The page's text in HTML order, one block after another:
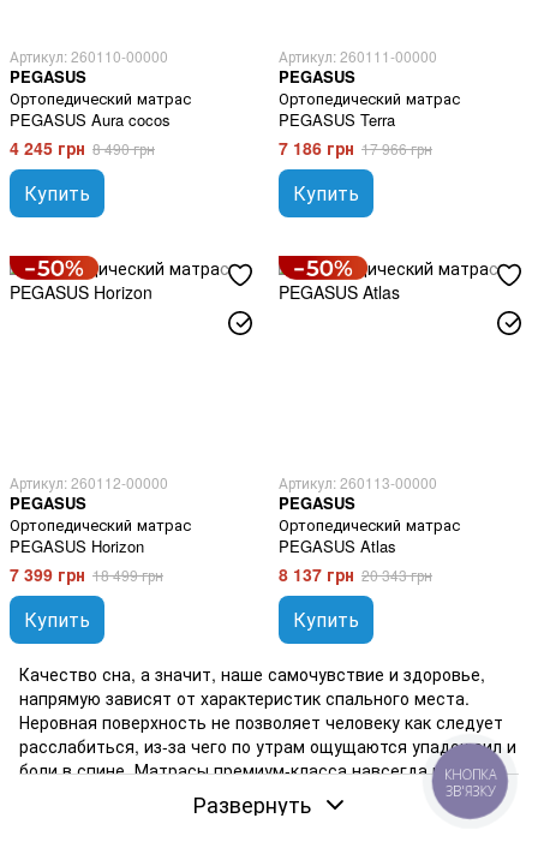
Артикул: 260110-00000
PEGASUS
Ортопедический матрас
PEGASUS Aura cocos
4 245 грн 8 490 грн
Купить
Артикул: 260111-00000
PEGASUS
Ортопедический матрас
PEGASUS Terra
7 186 грн 17 966 грн
Купить
Артикул: 260112-00000
PEGASUS
Ортопедический матрас
PEGASUS Horizon
7 399 грн 18 499 грн
Купить
Артикул: 260113-00000
PEGASUS
Ортопедический матрас
PEGASUS Atlas
8 137 грн 20 343 грн
Купить
Качество сна, а значит, наше самочувствие и здоровье,
напрямую зависят от характеристик спального места.
Неровная поверхность не позволяет человеку как следует
расслабиться, из-за чего по утрам ощущаются упадок сил и
боли в спине. Матрасы премиум-класса навсегда избавят
от дискомфорта. Современные модели поддерживают
анатомически правильное положение тела и способствуют
Развернуть
КНОПКА
ЗВ'ЯЗКУ